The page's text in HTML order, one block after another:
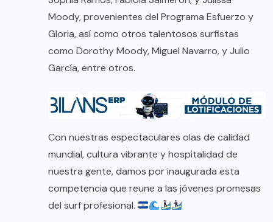
Moody, provenientes del Programa Esfuerzo y
Gloria, así como otros talentosos surfistas
como Dorothy Moody, Miguel Navarro, y Julio
García, entre otros.
Con nuestras espectaculares olas de calidad
mundial, cultura vibrante y hospitalidad de
nuestra gente, damos por inaugurada esta
competencia que reune a las jóvenes promesas
del surf profesional.